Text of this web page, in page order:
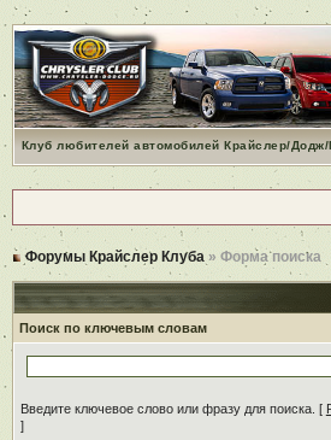
Клуб любителей автомобилей Крайслер/
Форумы Крайслер Клуба » Форма поиска
Поиск по ключевым словам
Введите ключевое слово или фразу для поиска. [
]